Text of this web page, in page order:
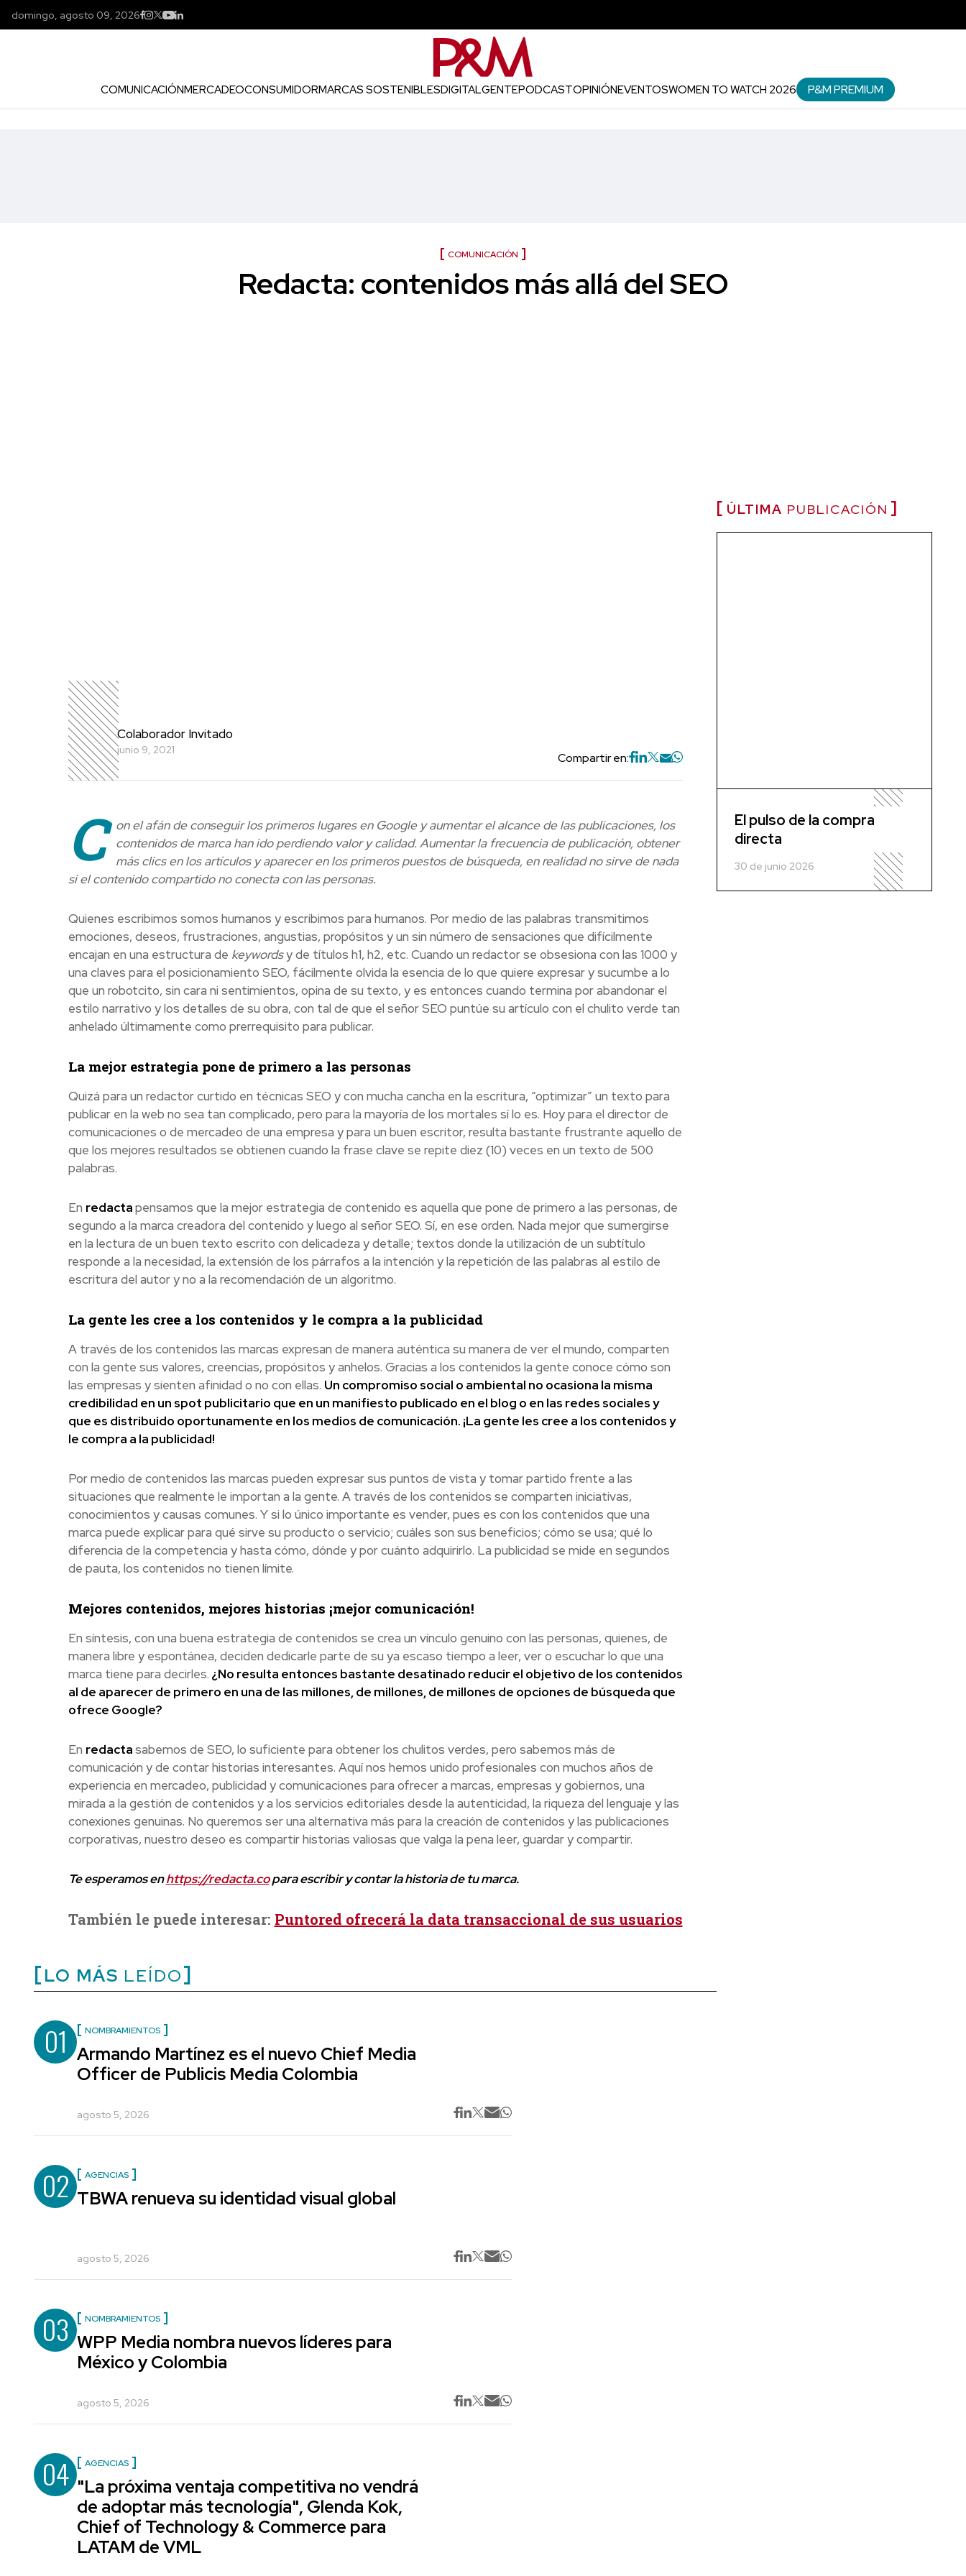
domingo, agosto 09, 2026
COMUNICACIÓNMERCADEOCONSUMIDORMARCAS SOSTENIBLESDIGITALGENTEPODCASTOPINIÓNEVENTOSWOMEN TO WATCH 2026 P&M PREMIUM
COMUNICACIÓN
Redacta: contenidos más allá del SEO
Colaborador Invitado
junio 9, 2021
Compartir en:
C
on el afán de conseguir los primeros lugares en Google y aumentar el alcance de las publicaciones, los
contenidos de marca han ido perdiendo valor y calidad. Aumentar la frecuencia de publicación, obtener
más clics en los artículos y aparecer en los primeros puestos de búsqueda, en realidad no sirve de nada
si el contenido compartido no conecta con las personas.
Quienes escribimos somos humanos y escribimos para humanos. Por medio de las palabras transmitimos
emociones, deseos, frustraciones, angustias, propósitos y un sin número de sensaciones que difícilmente
encajan en una estructura de keywordsy de títulos h1, h2, etc. Cuando un redactor se obsesiona con las 1000 y
una claves para el posicionamiento SEO, fácilmente olvida la esencia de lo que quiere expresar y sucumbe a lo
que un robotcito, sin cara ni sentimientos, opina de su texto, y es entonces cuando termina por abandonar el
estilo narrativo y los detalles de su obra, con tal de que el señor SEO puntúe su artículo con el chulito verde tan
anhelado últimamente como prerrequisito para publicar.
La mejor estrategia pone de primero a las personas
Quizá para un redactor curtido en técnicas SEO y con mucha cancha en la escritura, “optimizar” un texto para
publicar en la web no sea tan complicado, pero para la mayoría de los mortales sí lo es. Hoy para el director de
comunicaciones o de mercadeo de una empresa y para un buen escritor, resulta bastante frustrante aquello de
que los mejores resultados se obtienen cuando la frase clave se repite diez (10) veces en un texto de 500
palabras.
En redactapensamos que la mejor estrategia de contenido es aquella que pone de primero a las personas, de
segundo a la marca creadora del contenido y luego al señor SEO. Sí, en ese orden. Nada mejor que sumergirse
en la lectura de un buen texto escrito con delicadeza y detalle; textos donde la utilización de un subtítulo
responde a la necesidad, la extensión de los párrafos a la intención y la repetición de las palabras al estilo de
escritura del autor y no a la recomendación de un algoritmo.
La gente les cree a los contenidos y le compra a la publicidad
A través de los contenidos las marcas expresan de manera auténtica su manera de ver el mundo, comparten
con la gente sus valores, creencias, propósitos y anhelos. Gracias a los contenidos la gente conoce cómo son
las empresas y sienten afinidad o no con ellas. Un compromiso social o ambiental no ocasiona la misma
credibilidad en un spot publicitario que en un manifiesto publicado en el blog o en las redes sociales y
que es distribuido oportunamente en los medios de comunicación. ¡La gente les cree a los contenidos y
le compra a la publicidad!
Por medio de contenidos las marcas pueden expresar sus puntos de vista y tomar partido frente a las
situaciones que realmente le importan a la gente. A través de los contenidos se comparten iniciativas,
conocimientos y causas comunes. Y si lo único importante es vender, pues es con los contenidos que una
marca puede explicar para qué sirve su producto o servicio; cuáles son sus beneficios; cómo se usa; qué lo
diferencia de la competencia y hasta cómo, dónde y por cuánto adquirirlo. La publicidad se mide en segundos
de pauta, los contenidos no tienen límite.
Mejores contenidos, mejores historias ¡mejor comunicación!
En síntesis, con una buena estrategia de contenidos se crea un vínculo genuino con las personas, quienes, de
manera libre y espontánea, deciden dedicarle parte de su ya escaso tiempo a leer, ver o escuchar lo que una
marca tiene para decirles. ¿No resulta entonces bastante desatinado reducir el objetivo de los contenidos
al de aparecer de primero en una de las millones, de millones, de millones de opciones de búsqueda que
ofrece Google?
En redactasabemos de SEO, lo suficiente para obtener los chulitos verdes, pero sabemos más de
comunicación y de contar historias interesantes. Aquí nos hemos unido profesionales con muchos años de
experiencia en mercadeo, publicidad y comunicaciones para ofrecer a marcas, empresas y gobiernos, una
mirada a la gestión de contenidos y a los servicios editoriales desde la autenticidad, la riqueza del lenguaje y las
conexiones genuinas. No queremos ser una alternativa más para la creación de contenidos y las publicaciones
corporativas, nuestro deseo es compartir historias valiosas que valga la pena leer, guardar y compartir.
Te esperamos enhttps://redacta.copara escribir y contar la historia de tu marca.
También le puede interesar: Puntored ofrecerá la data transaccional de sus usuarios
LO MÁS LEÍDO
01 NOMBRAMIENTOS
Armando Martínez es el nuevo Chief Media
Officer de Publicis Media Colombia
agosto 5, 2026
02 AGENCIAS
TBWA renueva su identidad visual global
agosto 5, 2026
03 NOMBRAMIENTOS
WPP Media nombra nuevos líderes para
México y Colombia
agosto 5, 2026
04 AGENCIAS
"La próxima ventaja competitiva no vendrá
de adoptar más tecnología", Glenda Kok,
Chief of Technology & Commerce para
LATAM de VML
ÚLTIMA PUBLICACIÓN
El pulso de la compra
directa
30 de junio 2026